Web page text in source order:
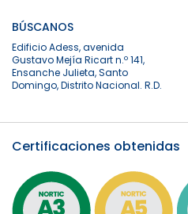
BÚSCANOS
Edificio Adess, avenida
Gustavo Mejía Ricart n.º 141,
Ensanche Julieta, Santo
Domingo, Distrito Nacional. R.D.
Certificaciones obtenidas